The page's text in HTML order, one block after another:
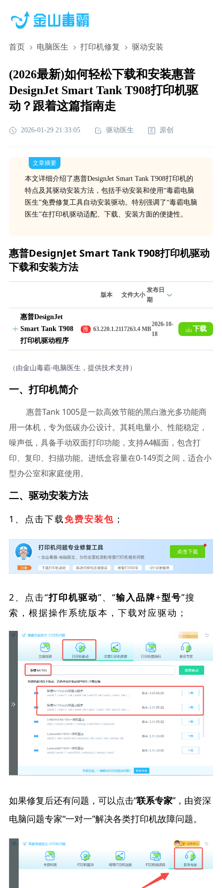
首页 电脑医生 打印机修复 驱动安装
(2026最新)如何轻松下载和安装惠普
DesignJet Smart Tank T908打印机驱
动？跟着这篇指南走
2026-01-29 21:33:05 驱动医生 原创
文章摘要
本文详细介绍了惠普DesignJet Smart Tank T908打印机的
特点及其驱动安装方法，包括手动安装和使用“毒霸电脑
医生”免费修复工具自动安装驱动。特别强调了“毒霸电脑
医生”在打印机驱动适配、下载、安装方面的便捷性。
惠普DesignJet Smart Tank T908打印机驱动
下载和安装方法
版本 文件大小
发布日
期
惠普DesignJet
Smart Tank T908
打印机驱动程序
推
荐
63.220.1.2117263.4 MB
2026-10-
18
下载
（由金山毒霸-电脑医生，提供技术支持）
一、打印机简介
惠普Tank 1005是一款高效节能的黑白激光多功能商
用一体机，专为低碳办公设计。其耗电量小、性能稳定，
噪声低，具备手动双面打印功能，支持A4幅面，包含打
印、复印、扫描功能。进纸盒容量在0-149页之间，适合小
型办公室和家庭使用。
二、驱动安装方法
1、点击下载免费安装包 ；
2、点击“打印机驱动”、“输入品牌+型号”搜
索，根据操作系统版本，下载对应驱动；
如果修复后还有问题，可以点击“联系专家”，由资深
电脑问题专家“一对一”解决各类打印机故障问题。